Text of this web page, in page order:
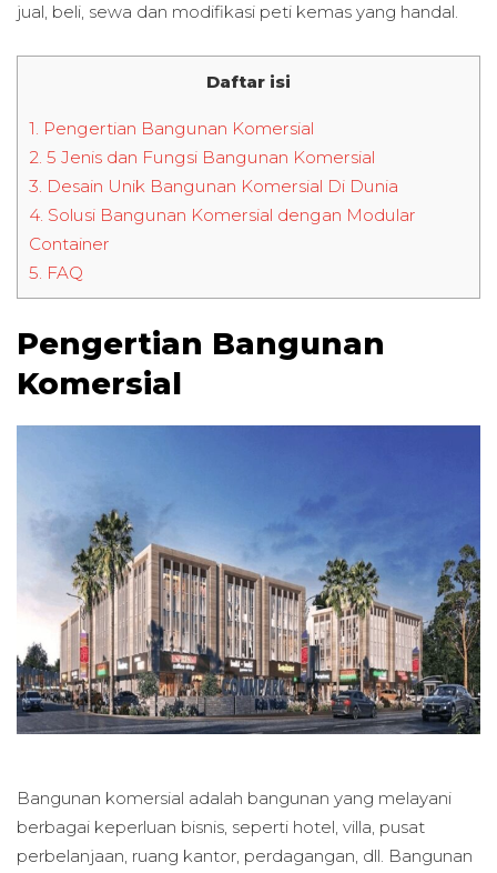
jual, beli, sewa dan modifikasi peti kemas yang handal.
Daftar isi
1. Pengertian Bangunan Komersial
2. 5 Jenis dan Fungsi Bangunan Komersial
3. Desain Unik Bangunan Komersial Di Dunia
4. Solusi Bangunan Komersial dengan Modular
Container
5. FAQ
Pengertian Bangunan
Komersial
Bangunan komersial adalah bangunan yang melayani
berbagai keperluan bisnis, seperti hotel, villa, pusat
perbelanjaan, ruang kantor, perdagangan, dll. Bangunan